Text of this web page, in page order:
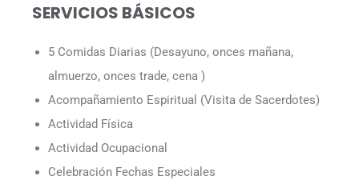
SERVICIOS BÁSICOS
5 Comidas Diarias (Desayuno, onces mañana,
almuerzo, onces trade, cena )
Acompañamiento Espiritual (Visita de Sacerdotes)
Actividad Física
Actividad Ocupacional
Celebración Fechas Especiales